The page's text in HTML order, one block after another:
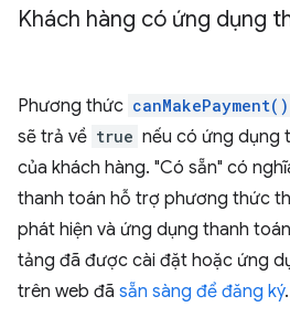
Khách hàng có ứng dụng
Phương thức canMakePayment()
sẽ trả về true nếu có ứng dụng
của khách hàng. "Có sẵn" có
thanh toán hỗ trợ phương thức
phát hiện và ứng dụng thanh
tảng đã được cài đặt hoặc ứng
trên web đã sẵn sàng để đăng ký.